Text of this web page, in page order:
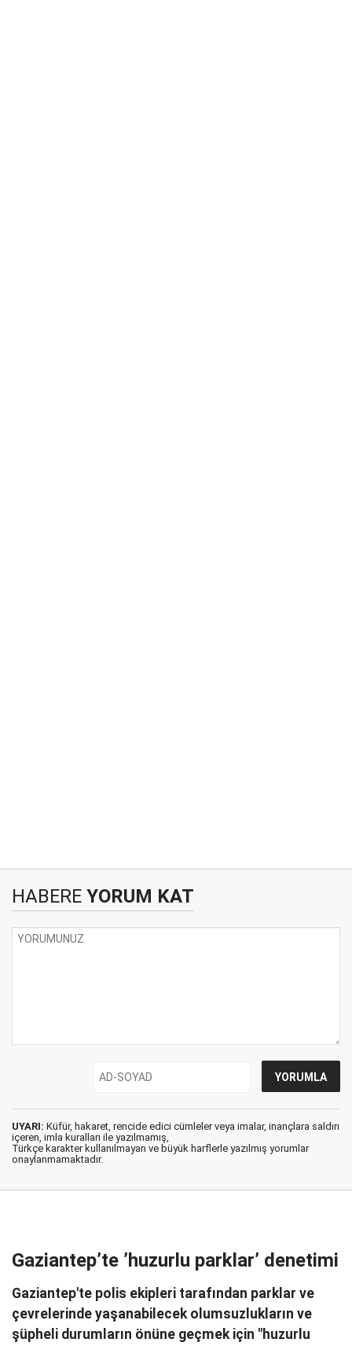
HABERE YORUM KAT
UYARI: Küfür, hakaret, rencide edici cümleler veya imalar, inançlara saldırı
içeren, imla kuralları ile yazılmamış,
Türkçe karakter kullanılmayan ve büyük harflerle yazılmış yorumlar
onaylanmamaktadır.
Gaziantep’te ’huzurlu parklar’ denetimi
Gaziantep'te polis ekipleri tarafından parklar ve
çevrelerinde yaşanabilecek olumsuzlukların ve
şüpheli durumların önüne geçmek için "huzurlu